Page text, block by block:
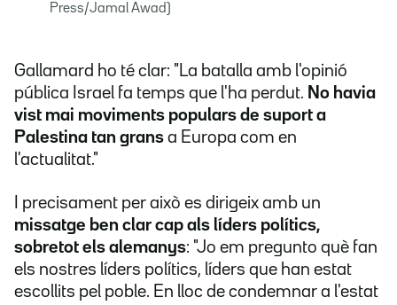
Press/Jamal Awad)
Gallamard ho té clar: "La batalla amb l'opinió
pública Israel fa temps que l'ha perdut. No havia
vist mai moviments populars de suport a
Palestina tan grans a Europa com en
l'actualitat."
I precisament per això es dirigeix amb un
missatge ben clar cap als líders polítics,
sobretot els alemanys: "Jo em pregunto què fan
els nostres líders polítics, líders que han estat
escollits pel poble. En lloc de condemnar a l'estat